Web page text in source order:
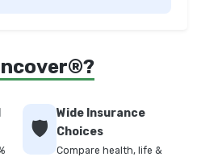
bima insurance plan
insurance plan
🛡️
Wide Insurance
Choices
Compare health, life &